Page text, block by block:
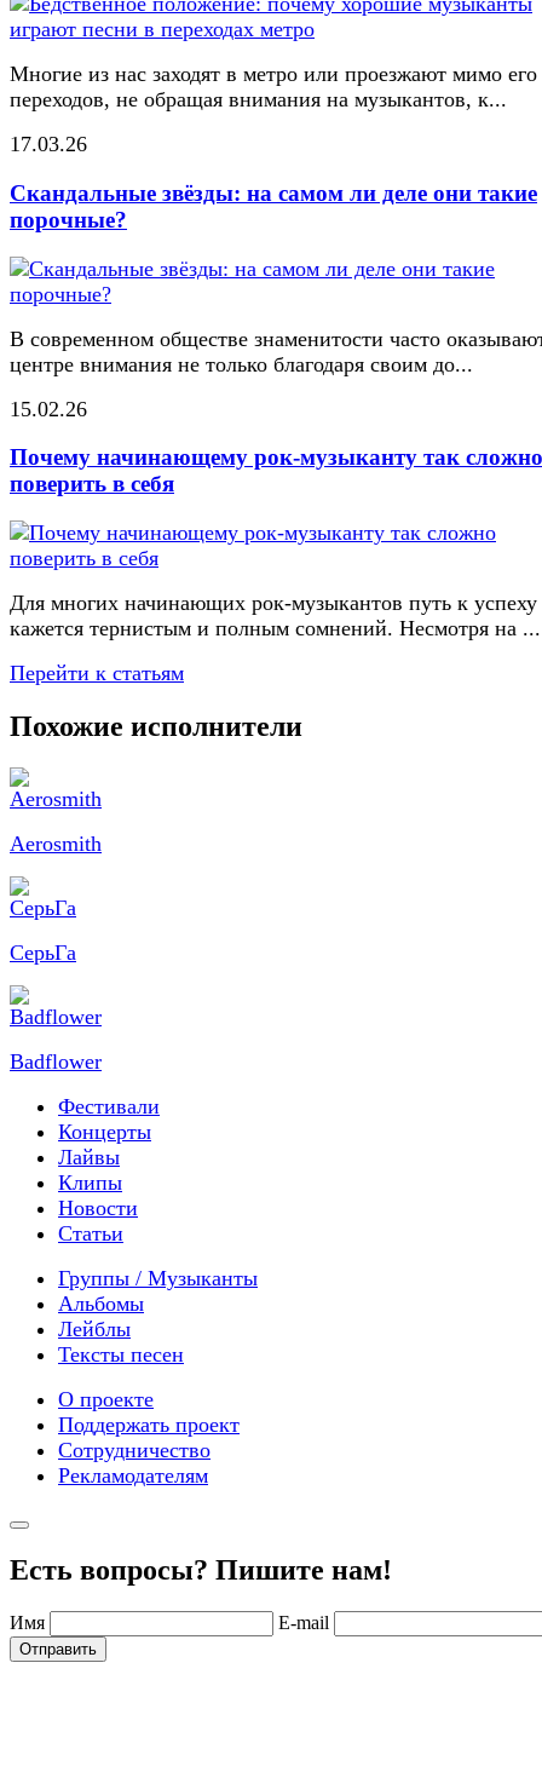
Многие из нас заходят в метро или проезжают мимо его
переходов, не обращая внимания на музыкантов, к...
17.03.26
Скандальные звёзды: на самом ли деле они такие
порочные?
В современном обществе знаменитости часто
центре внимания не только благодаря своим до...
15.02.26
Почему начинающему рок-музыканту так сложно
поверить в себя
Для многих начинающих рок-музыкантов путь к успеху
кажется тернистым и полным сомнений. Несмотря на ...
Перейти к статьям
Похожие исполнители
Aerosmith
СерьГа
Badflower
Фестивали
Концерты
Лайвы
Клипы
Новости
Статьи
Группы / Музыканты
Альбомы
Лейблы
Тексты песен
О проекте
Поддержать проект
Сотрудничество
Рекламодателям
Есть вопросы? Пишите нам!
Имя E-mail